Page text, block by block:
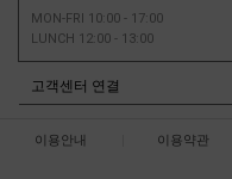
MON-FRI 10:00 - 17:00
LUNCH 12:00 - 13:00
고객센터 연결
이용안내 이용약관